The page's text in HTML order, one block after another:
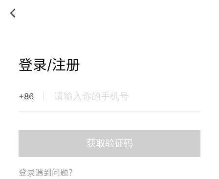
登录/注册
+86
获取验证码
登录遇到问题？